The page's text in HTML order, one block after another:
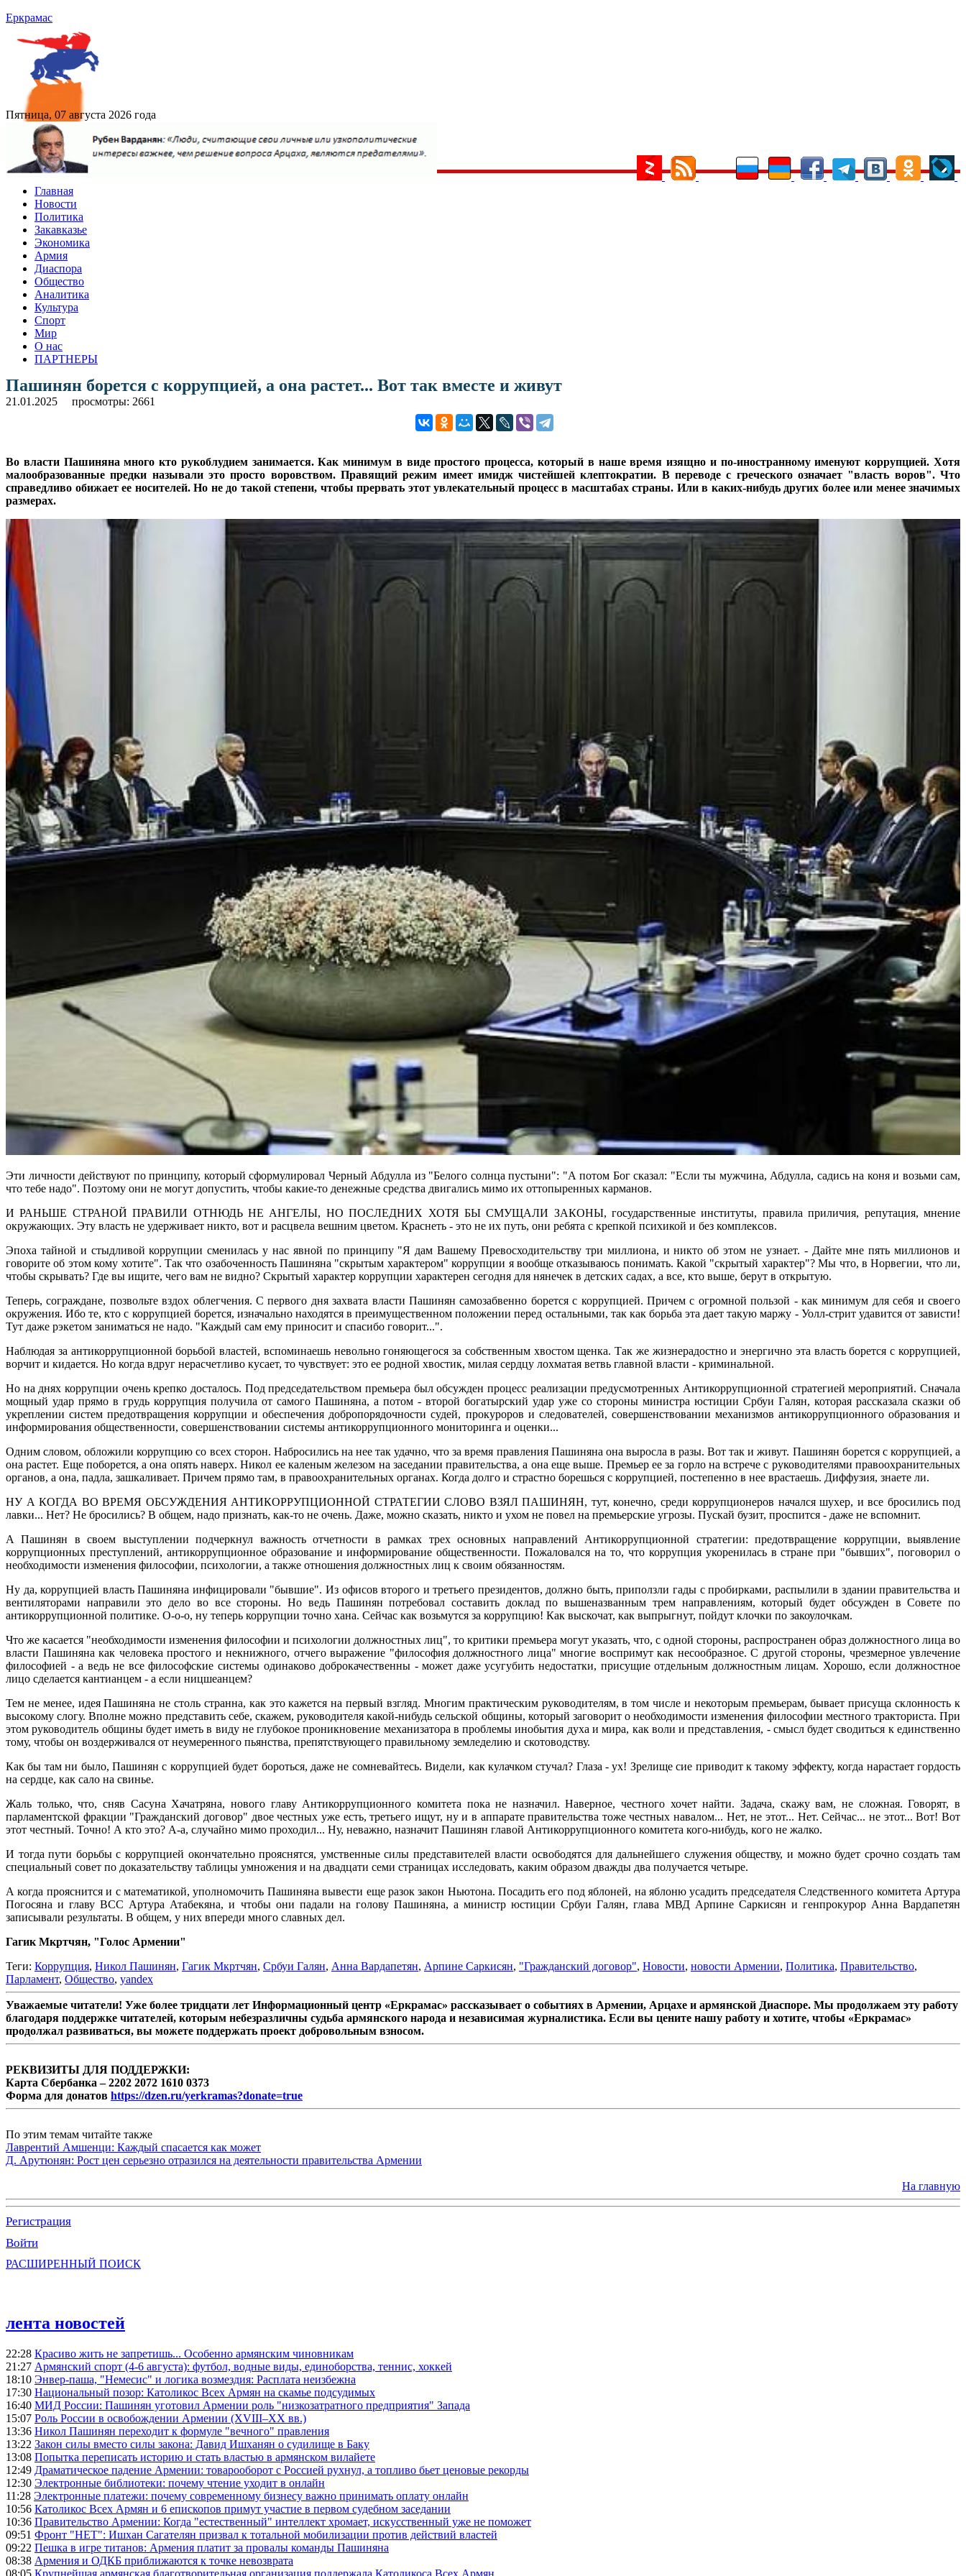
Еркрамас
Пятница, 07 августа 2026 года
Главная
Новости
Политика
Закавказье
Экономика
Армия
Диаспора
Общество
Аналитика
Культура
Спорт
Мир
О нас
ПАРТНЕРЫ
Пашинян борется с коррупцией, а она растет... Вот так вместе и живут
21.01.2025 просмотры: 2661
Во власти Пашиняна много кто рукоблудием занимается. Как минимум в виде простого процесса, который в наше время изящно и по-иностранному именуют коррупцией. Хотя
малообразованные предки называли это просто воровством. Правящий режим имеет имидж чистейшей клептократии. В переводе с греческого означает "власть воров". Что
справедливо обижает ее носителей. Но не до такой степени, чтобы прервать этот увлекательный процесс в масштабах страны. Или в каких-нибудь других более или менее значимых
размерах.
Эти личности действуют по принципу, который сформулировал Черный Абдулла из "Белого солнца пустыни": "А потом Бог сказал: "Если ты мужчина, Абдулла, садись на коня и возьми сам,
что тебе надо". Поэтому они не могут допустить, чтобы какие-то денежные средства двигались мимо их оттопыренных карманов.
И РАНЬШЕ СТРАНОЙ ПРАВИЛИ ОТНЮДЬ НЕ АНГЕЛЫ, НО ПОСЛЕДНИХ ХОТЯ БЫ СМУЩАЛИ ЗАКОНЫ, государственные институты, правила приличия, репутация, мнение
окружающих. Эту власть не удерживает никто, вот и расцвела вешним цветом. Краснеть - это не их путь, они ребята с крепкой психикой и без комплексов.
Эпоха тайной и стыдливой коррупции сменилась у нас явной по принципу "Я дам Вашему Превосходительству три миллиона, и никто об этом не узнает. - Дайте мне пять миллионов и
говорите об этом кому хотите". Так что озабоченность Пашиняна "скрытым характером" коррупции я вообще отказываюсь понимать. Какой "скрытый характер"? Мы что, в Норвегии, что ли,
чтобы скрывать? Где вы ищите, чего вам не видно? Скрытый характер коррупции характерен сегодня для нянечек в детских садах, а все, кто выше, берут в открытую.
Теперь, сограждане, позвольте вздох облегчения. С первого дня захвата власти Пашинян самозабвенно борется с коррупцией. Причем с огромной пользой - как минимум для себя и своего
окружения. Ибо те, кто с коррупцией борется, изначально находятся в преимущественном положении перед остальными, так как борьба эта дает такую маржу - Уолл-стрит удавится от зависти!
Тут даже рэкетом заниматься не надо. "Каждый сам ему приносит и спасибо говорит...".
Наблюдая за антикоррупционной борьбой властей, вспоминаешь невольно гоняющегося за собственным хвостом щенка. Так же жизнерадостно и энергично эта власть борется с коррупцией,
ворчит и кидается. Но когда вдруг нерасчетливо кусает, то чувствует: это ее родной хвостик, милая сердцу лохматая ветвь главной власти - криминальной.
Но на днях коррупции очень крепко досталось. Под председательством премьера был обсужден процесс реализации предусмотренных Антикоррупционной стратегией мероприятий. Сначала
мощный удар прямо в грудь коррупция получила от самого Пашиняна, а потом - второй богатырский удар уже со стороны министра юстиции Србуи Галян, которая рассказала сказки об
укреплении систем предотвращения коррупции и обеспечения добропорядочности судей, прокуроров и следователей, совершенствовании механизмов антикоррупционного образования и
информирования общественности, совершенствовании системы антикоррупционного мониторинга и оценки...
Одним словом, обложили коррупцию со всех сторон. Набросились на нее так удачно, что за время правления Пашиняна она выросла в разы. Вот так и живут. Пашинян борется с коррупцией, а
она растет. Еще поборется, а она опять наверх. Никол ее каленым железом на заседании правительства, а она еще выше. Премьер ее за горло на встрече с руководителями правоохранительных
органов, а она, падла, зашкаливает. Причем прямо там, в правоохранительных органах. Когда долго и страстно борешься с коррупцией, постепенно в нее врастаешь. Диффузия, знаете ли.
НУ А КОГДА ВО ВРЕМЯ ОБСУЖДЕНИЯ АНТИКОРРУПЦИОННОЙ СТРАТЕГИИ СЛОВО ВЗЯЛ ПАШИНЯН, тут, конечно, среди коррупционеров начался шухер, и все бросились под
лавки... Нет? Не бросились? В общем, надо признать, как-то не очень. Даже, можно сказать, никто и ухом не повел на премьерские угрозы. Пускай бузит, проспится - даже не вспомнит.
А Пашинян в своем выступлении подчеркнул важность отчетности в рамках трех основных направлений Антикоррупционной стратегии: предотвращение коррупции, выявление
коррупционных преступлений, антикоррупционное образование и информирование общественности. Пожаловался на то, что коррупция укоренилась в стране при "бывших", поговорил о
необходимости изменения философии, психологии, а также отношения должностных лиц к своим обязанностям.
Ну да, коррупцией власть Пашиняна инфицировали "бывшие". Из офисов второго и третьего президентов, должно быть, приползли гады с пробирками, распылили в здании правительства и
вентиляторами направили это дело во все стороны. Но ведь Пашинян потребовал составить доклад по вышеназванным трем направлениям, который будет обсужден в Совете по
антикоррупционной политике. О-о-о, ну теперь коррупции точно хана. Сейчас как возьмутся за коррупцию! Как выскочат, как выпрыгнут, пойдут клочки по закоулочкам.
Что же касается "необходимости изменения философии и психологии должностных лиц", то критики премьера могут указать, что, с одной стороны, распространен образ должностного лица во
власти Пашиняна как человека простого и некнижного, отчего выражение "философия должностного лица" многие воспримут как несообразное. С другой стороны, чрезмерное увлечение
философией - а ведь не все философские системы одинаково доброкачественны - может даже усугубить недостатки, присущие отдельным должностным лицам. Хорошо, если должностное
лицо сделается кантианцем - а если ницшеанцем?
Тем не менее, идея Пашиняна не столь странна, как это кажется на первый взгляд. Многим практическим руководителям, в том числе и некоторым премьерам, бывает присуща склонность к
высокому слогу. Вполне можно представить себе, скажем, руководителя какой-нибудь сельской общины, который заговорит о необходимости изменения философии местного тракториста. При
этом руководитель общины будет иметь в виду не глубокое проникновение механизатора в проблемы инобытия духа и мира, как воли и представления, - смысл будет сводиться к единственно
тому, чтобы он воздерживался от неумеренного пьянства, препятствующего правильному земледелию и скотоводству.
Как бы там ни было, Пашинян с коррупцией будет бороться, даже не сомневайтесь. Видели, как кулачком стучал? Глаза - ух! Зрелище сие приводит к такому эффекту, когда нарастает гордость
на сердце, как сало на свинье.
Жаль только, что, сняв Сасуна Хачатряна, нового главу Антикоррупционного комитета пока не назначил. Наверное, честного хочет найти. Задача, скажу вам, не сложная. Говорят, в
парламентской фракции "Гражданский договор" двое честных уже есть, третьего ищут, ну и в аппарате правительства тоже честных навалом... Нет, не этот... Нет. Сейчас... не этот... Вот! Вот
этот честный. Точно! А кто это? А-а, случайно мимо проходил... Ну, неважно, назначит Пашинян главой Антикоррупционного комитета кого-нибудь, кого не жалко.
И тогда пути борьбы с коррупцией окончательно прояснятся, умственные силы представителей власти освободятся для дальнейшего служения обществу, и можно будет срочно создать там
специальный совет по доказательству таблицы умножения и на двадцати семи страницах исследовать, каким образом дважды два получается четыре.
А когда прояснится и с математикой, уполномочить Пашиняна вывести еще разок закон Ньютона. Посадить его под яблоней, на яблоню усадить председателя Следственного комитета Артура
Погосяна и главу ВСС Артура Атабекяна, и чтобы они падали на голову Пашиняна, а министр юстиции Србуи Галян, глава МВД Арпине Саркисян и генпрокурор Анна Вардапетян
записывали результаты. В общем, у них впереди много славных дел.
Гагик Мкртчян, "Голос Армении"
Теги: Коррупция, Никол Пашинян, Гагик Мкртчян, Србуи Галян, Анна Вардапетян, Арпине Саркисян, "Гражданский договор", Новости, новости Армении, Политика, Правительство,
Парламент, Общество, yandex
Уважаемые читатели! Уже более тридцати лет Информационный центр «Еркрамас» рассказывает о событиях в Армении, Арцахе и армянской Диаспоре. Мы продолжаем эту работу
благодаря поддержке читателей, которым небезразличны судьба армянского народа и независимая журналистика. Если вы цените нашу работу и хотите, чтобы «Еркрамас»
продолжал развиваться, вы можете поддержать проект добровольным взносом.
РЕКВИЗИТЫ ДЛЯ ПОДДЕРЖКИ:
Карта Сбербанка – 2202 2072 1610 0373
Форма для донатов https://dzen.ru/yerkramas?donate=true
По этим темам читайте также
Лаврентий Амшенци: Каждый спасается как может
Д. Арутюнян: Рост цен серьезно отразился на деятельности правительства Армении
На главную
Регистрация
Войти
РАСШИРЕННЫЙ ПОИСК
лента новостей
22:28 Красиво жить не запретишь... Особенно армянским чиновникам
21:27 Армянский спорт (4-6 августа): футбол, водные виды, единоборства, теннис, хоккей
18:10 Энвер-паша, "Немесис" и логика возмездия: Расплата неизбежна
17:30 Национальный позор: Католикос Всех Армян на скамье подсудимых
16:40 МИД России: Пашинян уготовил Армении роль "низкозатратного предприятия" Запада
15:07 Роль России в освобождении Армении (XVIII–XX вв.)
13:36 Никол Пашинян переходит к формуле "вечного" правления
13:22 Закон силы вместо силы закона: Давид Ишханян о судилище в Баку
13:08 Попытка переписать историю и стать властью в армянском вилайете
12:49 Драматическое падение Армении: товарооборот с Россией рухнул, а топливо бьет ценовые рекорды
12:30 Электронные библиотеки: почему чтение уходит в онлайн
11:28 Электронные платежи: почему современному бизнесу важно принимать оплату онлайн
10:56 Католикос Всех Армян и 6 епископов примут участие в первом судебном заседании
10:36 Правительство Армении: Когда "естественный" интеллект хромает, искусственный уже не поможет
09:51 Фронт "НЕТ": Ишхан Сагателян призвал к тотальной мобилизации против действий властей
09:22 Пешка в игре титанов: Армения платит за провалы команды Пашиняна
08:38 Армения и ОДКБ приближаются к точке невозврата